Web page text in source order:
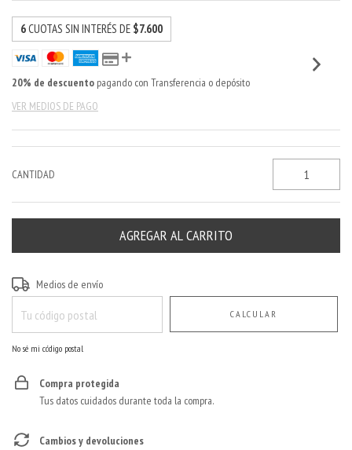
6CUOTAS SIN INTERÉS DE $7.600
20% de descuento pagando con Transferencia o depósito
VER MEDIOS DE PAGO
CANTIDAD
Entregas para el CP:
Medios de envío
CALCULAR
No sé mi código postal
Compra protegida
Tus datos cuidados durante toda la compra.
Cambios y devoluciones